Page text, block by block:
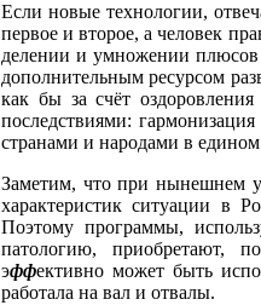
Если новые технологии,
первое и второе, а человек
делении и умножении плюсов
дополнительным ресурсом
как бы за счёт
последствиями:
странами и народами в
Заметим, что при нынешнем
характеристик ситуации в
Поэтому программы,
патологию, приобретают,
эффективно может быть
работала на вал и отвалы.